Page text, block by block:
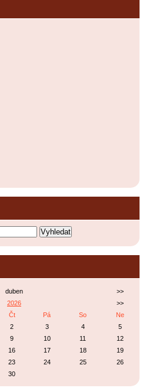
duben
>>
2026
>>
Čt Pá So
Ne
2 3 4
5
9 10 11
12
16 17 18
19
23 24 25
26
30